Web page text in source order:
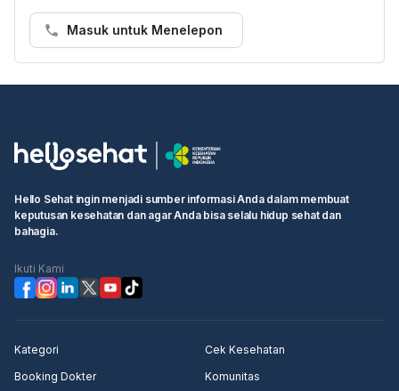
Masuk untuk Menelepon
Langkah 1:
• Buka https://hellosehat.com/care/ dan klik “Booking dokter”
• Masukkan "Laboratorium Klinik Kimia Farma Depok" di kotak
temui
• Pilih waktu ujian dan klik kotak "Lanjutkan untuk membuat
• Isi informasi pribadi Anda dan selesaikan booking.
Langkah 2: Pergi ke rumah sakit atau klinik terjadwal, pergi ke
konter penerimaan medis, tunjukkan informasi booking kepada
resepsionis/perawat
Langkah 3: Masuk ke klinik untuk pemeriksaan.
Hello Sehat ingin menjadi sumber informasi Anda dalam membuat
keputusan kesehatan dan agar Anda bisa selalu hidup sehat dan
bahagia.
Ikuti Kami
Kategori
Cek Kesehatan
Booking Dokter
Komunitas